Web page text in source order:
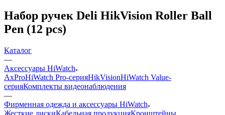
Набор ручек Deli HikVision Roller Ball
Pen (12 pcs)
Каталог
—
Аксессуары HiWatch
AxProHiWatch Pro-серияHikVisionHiWatch Value-
серияКомплекты видеонаблюдения
—
Фирменная одежда и аксессуары HiWatch
Жесткие дискиКабельная продукцияКронштейны